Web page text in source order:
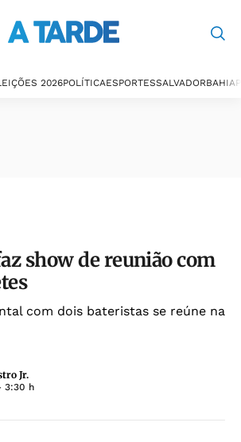
2026POLÍTICAESPORTESSALVADORBAHIA
show de reunião com
com dois bateristas se reúne na
Jr.
3:30 h